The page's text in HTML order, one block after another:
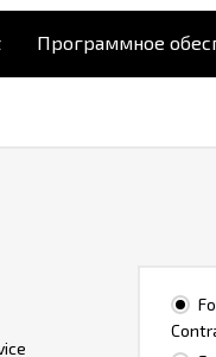
Программное